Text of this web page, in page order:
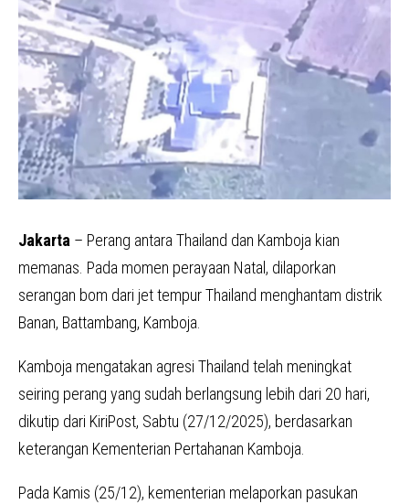
Jakarta – Perang antara Thailand dan Kamboja kian
memanas. Pada momen perayaan Natal, dilaporkan
serangan bom dari jet tempur Thailand menghantam distrik
Banan, Battambang, Kamboja.
Kamboja mengatakan agresi Thailand telah meningkat
seiring perang yang sudah berlangsung lebih dari 20 hari,
dikutip dari KiriPost, Sabtu (27/12/2025), berdasarkan
keterangan Kementerian Pertahanan Kamboja.
Pada Kamis (25/12), kementerian melaporkan pasukan